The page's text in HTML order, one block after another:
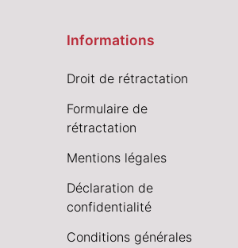
Informations
Droit de rétractation
Formulaire de
rétractation
Mentions légales
Déclaration de
confidentialité
Conditions générales